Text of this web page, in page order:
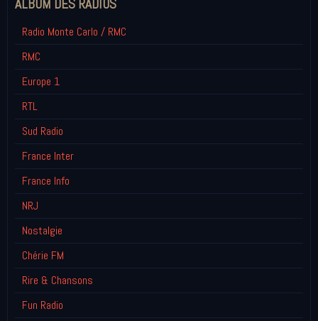
ALBUM DES RADIOS
Radio Monte Carlo / RMC
RMC
Europe 1
RTL
Sud Radio
France Inter
France Info
NRJ
Nostalgie
Chérie FM
Rire & Chansons
Fun Radio